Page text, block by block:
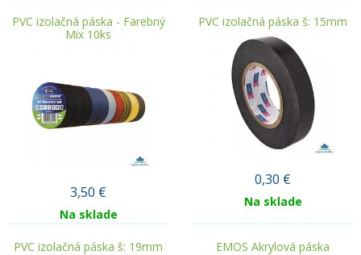
PVC izolačná páska - Farebný
Mix 10ks
3,50 €
Na sklade
PVC izolačná páska š: 15mm
0,30 €
Na sklade
PVC izolačná páska š: 19mm EMOS Akrylová páska